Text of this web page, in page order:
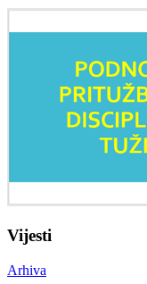
Vijesti
Arhiva